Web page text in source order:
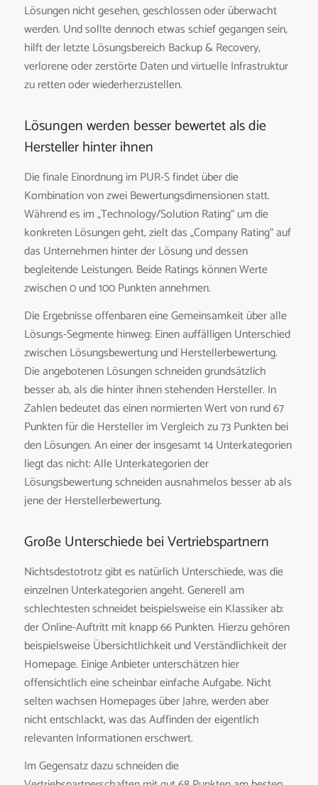
Lösungen nicht gesehen, geschlossen oder überwacht
werden. Und sollte dennoch etwas schief gegangen sein,
hilft der letzte Lösungsbereich Backup & Recovery,
verlorene oder zerstörte Daten und virtuelle Infrastruktur
zu retten oder wiederherzustellen.
Lösungen werden besser bewertet als die
Hersteller hinter ihnen
Die finale Einordnung im PUR-S findet über die
Kombination von zwei Bewertungsdimensionen statt.
Während es im „Technology/Solution Rating“ um die
konkreten Lösungen geht, zielt das „Company Rating“ auf
das Unternehmen hinter der Lösung und dessen
begleitende Leistungen. Beide Ratings können Werte
zwischen 0 und 100 Punkten annehmen.
Die Ergebnisse offenbaren eine Gemeinsamkeit über alle
Lösungs-Segmente hinweg: Einen auffälligen Unterschied
zwischen Lösungsbewertung und Herstellerbewertung.
Die angebotenen Lösungen schneiden grundsätzlich
besser ab, als die hinter ihnen stehenden Hersteller. In
Zahlen bedeutet das einen normierten Wert von rund 67
Punkten für die Hersteller im Vergleich zu 73 Punkten bei
den Lösungen. An einer der insgesamt 14 Unterkategorien
liegt das nicht: Alle Unterkategorien der
Lösungsbewertung schneiden ausnahmelos besser ab als
jene der Herstellerbewertung.
Große Unterschiede bei Vertriebspartnern
Nichtsdestotrotz gibt es natürlich Unterschiede, was die
einzelnen Unterkategorien angeht. Generell am
schlechtesten schneidet beispielsweise ein Klassiker ab:
der Online-Auftritt mit knapp 66 Punkten. Hierzu gehören
beispielsweise Übersichtlichkeit und Verständlichkeit der
Homepage. Einige Anbieter unterschätzen hier
offensichtlich eine scheinbar einfache Aufgabe. Nicht
selten wachsen Homepages über Jahre, werden aber
nicht entschlackt, was das Auffinden der eigentlich
relevanten Informationen erschwert.
Im Gegensatz dazu schneiden die